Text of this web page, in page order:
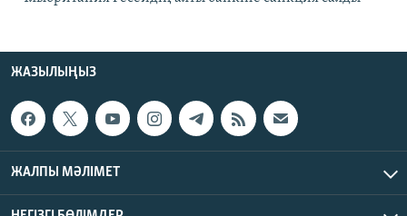
ЖАЗЫЛЫҢЫЗ
ЖАЛПЫ МӘЛІМЕТ